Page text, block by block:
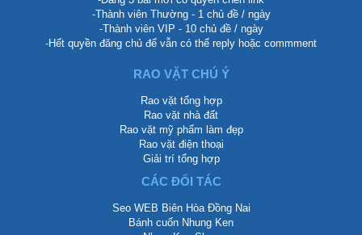
Chú ý:
-Đăng 3 bài mới có quyền chèn link
-Thành viên Thường - 1 chủ đề / ngày
-Thành viên VIP - 10 chủ đề / ngày
-Hết quyền đăng chủ để vẫn có thể reply hoặc commment
RAO VẶT CHÚ Ý
Rao vặt tổng hợp
Rao vặt nhà đất
Rao vặt mỹ phẩm làm đẹp
Rao vặt điện thoại
Giải trí tổng hợp
CÁC ĐỐI TÁC
Seo WEB Biên Hòa Đồng Nai